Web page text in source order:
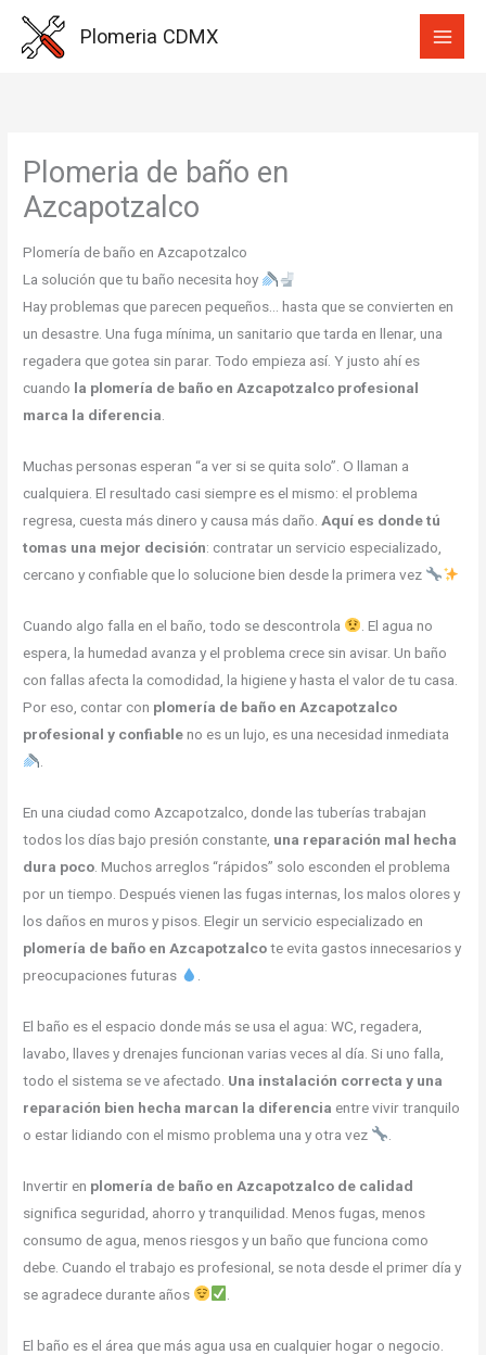
Plomeria CDMX
Plomeria de baño en
Azcapotzalco
Plomería de baño en Azcapotzalco
La solución que tu baño necesita hoy
Hay problemas que parecen pequeños… hasta que se convierten en
un desastre. Una fuga mínima, un sanitario que tarda en llenar, una
regadera que gotea sin parar. Todo empieza así. Y justo ahí es
cuando la plomería de baño en Azcapotzalco profesional
marca la diferencia.
Muchas personas esperan “a ver si se quita solo”. O llaman a
cualquiera. El resultado casi siempre es el mismo: el problema
regresa, cuesta más dinero y causa más daño. Aquí es donde tú
tomas una mejor decisión: contratar un servicio especializado,
cercano y confiable que lo solucione bien desde la primera vez
Cuando algo falla en el baño, todo se descontrola
. El agua no
espera, la humedad avanza y el problema crece sin avisar. Un baño
con fallas afecta la comodidad, la higiene y hasta el valor de tu casa.
Por eso, contar con plomería de baño en Azcapotzalco
profesional y confiableno es un lujo, es una necesidad inmediata
En una ciudad como Azcapotzalco, donde las tuberías trabajan
todos los días bajo presión constante, una reparación mal hecha
dura poco . Muchos arreglos “rápidos” solo esconden el problema
por un tiempo. Después vienen las fugas internas, los malos olores y
los daños en muros y pisos. Elegir un servicio especializado en
plomería de baño en Azcapotzalcote evita gastos innecesarios y
preocupaciones futuras
El baño es el espacio donde más se usa el agua: WC, regadera,
lavabo, llaves y drenajes funcionan varias veces al día. Si uno falla,
todo el sistema se ve afectado. Una instalación correcta y una
reparación bien hecha marcan la diferencia entre vivir tranquilo
o estar lidiando con el mismo problema una y otra vez
Invertir en plomería de baño en Azcapotzalco de calidad
significa seguridad, ahorro y tranquilidad. Menos fugas, menos
consumo de agua, menos riesgos y un baño que funciona como
debe. Cuando el trabajo es profesional, se nota desde el primer día y
se agradece durante años
El baño es el área que más agua usa en cualquier hogar o negocio.